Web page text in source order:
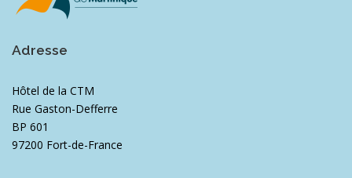
Adresse
Hôtel de la CTM
Rue Gaston-Defferre
BP 601
97200 Fort-de-France